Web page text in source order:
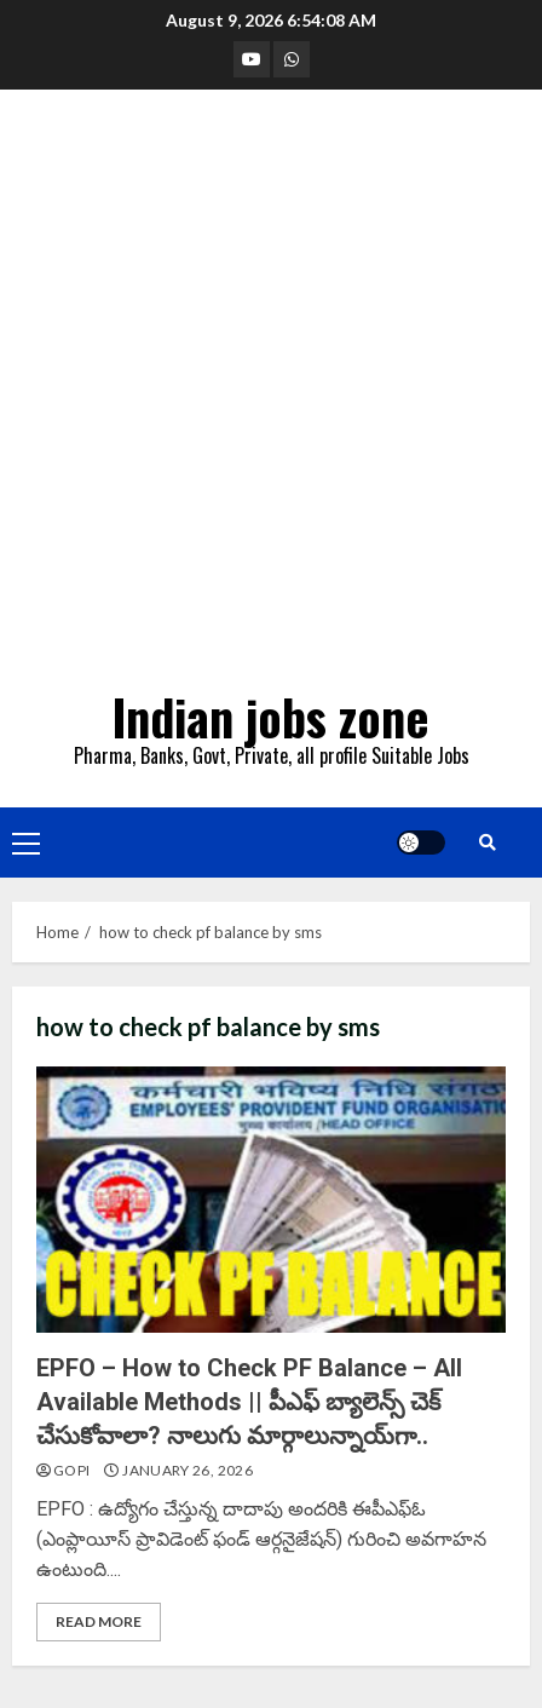
August 9, 2026 6:54:09 AM
YouTubeWhatsapp
Indian jobs zone
Pharma, Banks, Govt, Private, all profile Suitable Jobs
Primary
Menu
Home how to check pf balance by sms
how to check pf balance by sms
EPFO – How to Check PF Balance – All
Available Methods || పీఎఫ్ బ్యాలెన్స్ చెక్
చేసుకోవాలా? నాలుగు మార్గాలున్నాయ్‌గా..
GOPI JANUARY 26, 2026
EPFO : ఉద్యోగం చేస్తున్న దాదాపు అందరికి ఈపీఎఫ్ఓ
(ఎంప్లాయీస్ ప్రావిడెంట్ ఫండ్ ఆర్గనైజేషన్) గురించి అవగాహన
ఉంటుంది....
READ MORE